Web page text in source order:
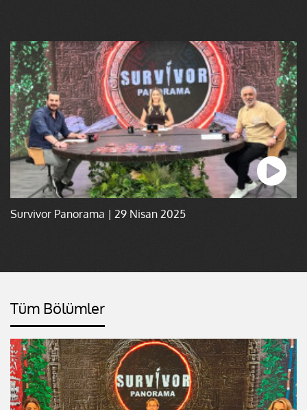
Survivor Panorama | 29 Nisan 2025
Tüm Bölümler